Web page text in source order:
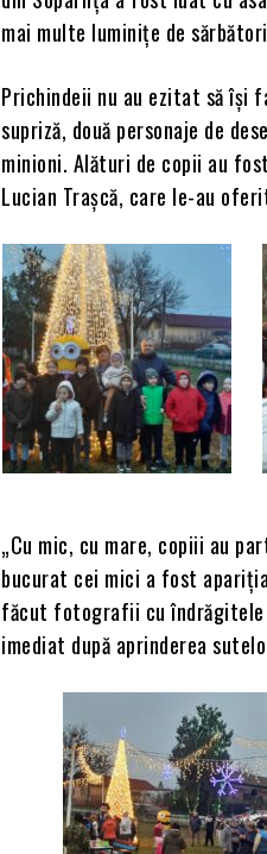
mai multe luminițe de
Prichindeii nu au ezitat să își
supriză, două personaje de
minioni. Alături de copii au
Lucian Trașcă, care le-au
„Cu mic, cu mare, copiii au
bucurat cei mici a fost
făcut fotografii cu îndrăgitele
imediat după aprinderea